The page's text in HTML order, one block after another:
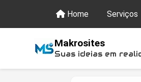
Home Serviços
Makrosites
Suas ideias em